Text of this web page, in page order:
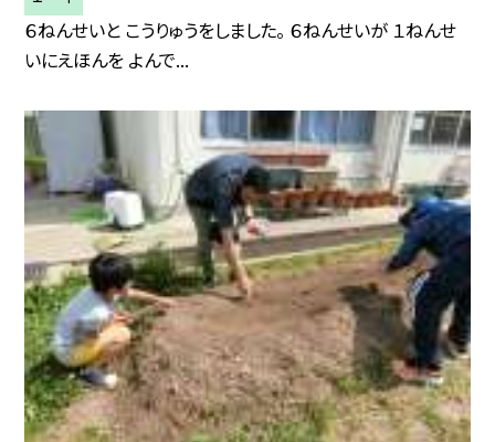
６ねんせいと こうりゅうをしました。 ６ねんせいが １ねんせ
いにえほんを よんで...